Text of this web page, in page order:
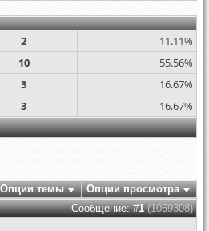
2
11.11%
10
55.56%
3
16.67%
3 16.67%
Опции темы
Опции просмотра
Сообщение: #1(1059308)